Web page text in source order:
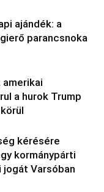
ajándék: a
parancsnoka
a hurok Trump
kérésére
kormánypárti
Varsóban